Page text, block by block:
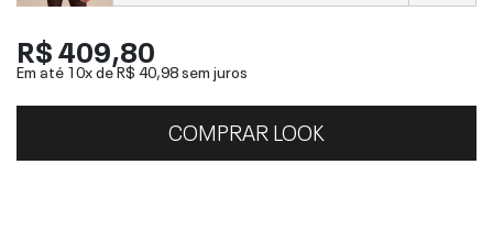
R$ 409,80
Em até 10x deR$ 40,98sem juros
COMPRAR LOOK